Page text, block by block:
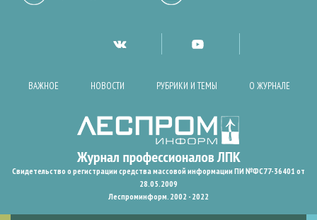
ВАЖНОЕ НОВОСТИ РУБРИКИ И ТЕМЫ О ЖУРНАЛЕ
Свидетельство о регистрации средства массовой информации ПИ №ФС77-36401 от
28.05.2009
Леспроминформ. 2002 - 2022